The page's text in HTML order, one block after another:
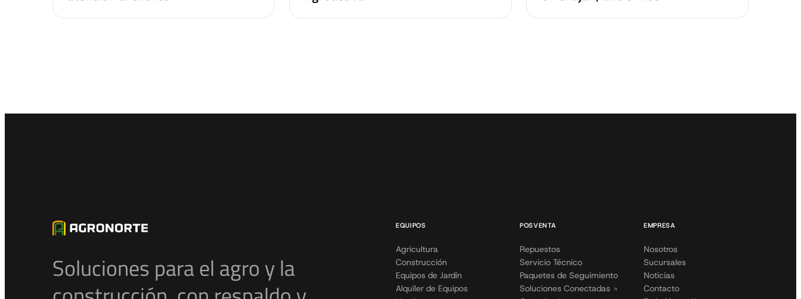
Soluciones para el agro y la
EQUIPOS
Agricultura
Construcción
Equipos de Jardín
Alquiler de Equipos
POSVENTA
Repuestos
Servicio Técnico
Paquetes de Seguimiento
Soluciones Conectadas
EMPRESA
Nosotros
Sucursales
Noticias
Contacto